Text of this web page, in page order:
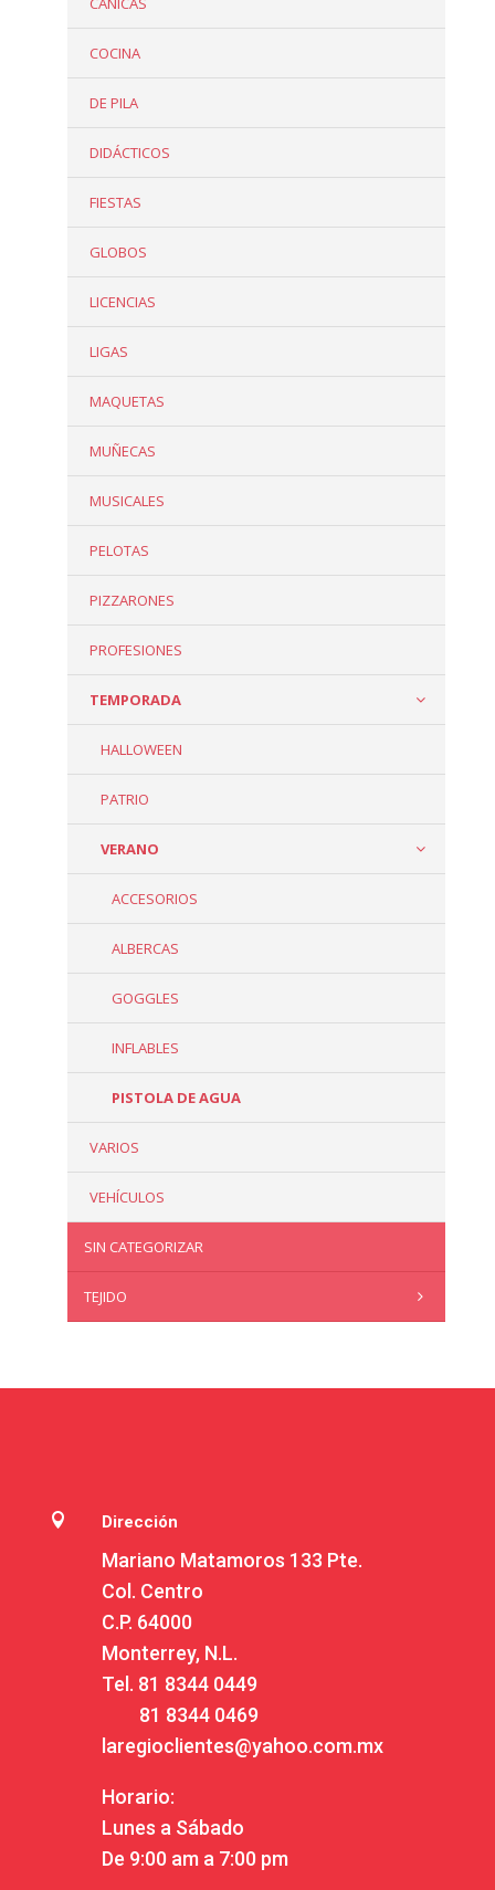
COCINA
DE PILA
DIDÁCTICOS
FIESTAS
GLOBOS
LICENCIAS
LIGAS
MAQUETAS
MUÑECAS
MUSICALES
PELOTAS
PIZZARONES
PROFESIONES
TEMPORADA
HALLOWEEN
PATRIO
VERANO
ACCESORIOS
ALBERCAS
GOGGLES
INFLABLES
PISTOLA DE AGUA
VARIOS
VEHÍCULOS
SIN CATEGORIZAR
TEJIDO
 Dirección
Mariano Matamoros 133 Pte.
Col. Centro
C.P. 64000
Monterrey, N.L.
Tel. 81 8344 0449
81 8344 0469
laregioclientes@yahoo.com.mx
Horario:
Lunes a Sábado
De 9:00 am a 7:00 pm